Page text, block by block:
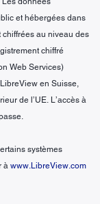
et hébergées dans
au niveau des
chiffré
Web Services)
en Suisse,
de l’UE. L’accès à
systèmes
à www.LibreView.com